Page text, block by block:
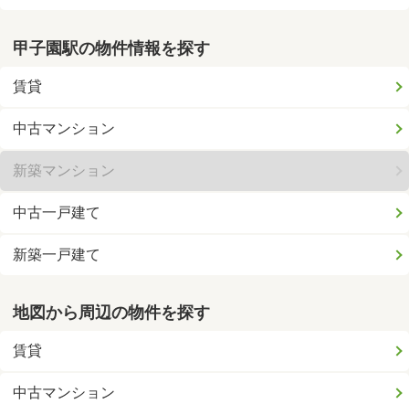
甲子園駅の物件情報を探す
賃貸
中古マンション
新築マンション
中古一戸建て
新築一戸建て
地図から周辺の物件を探す
賃貸
中古マンション